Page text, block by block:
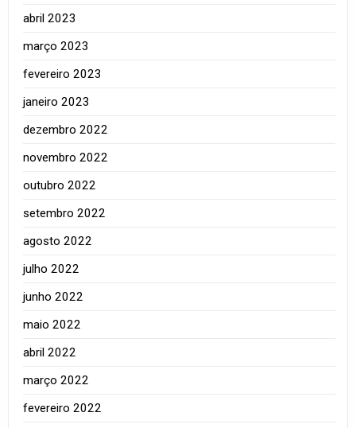
abril 2023
março 2023
fevereiro 2023
janeiro 2023
dezembro 2022
novembro 2022
outubro 2022
setembro 2022
agosto 2022
julho 2022
junho 2022
maio 2022
abril 2022
março 2022
fevereiro 2022